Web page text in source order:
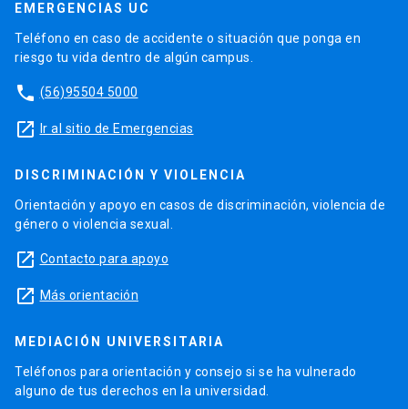
EMERGENCIAS UC
Teléfono en caso de accidente o situación que ponga en
riesgo tu vida dentro de algún campus.
phone (56)95504 5000
launch Ir al sitio de Emergencias
DISCRIMINACIÓN Y VIOLENCIA
Orientación y apoyo en casos de discriminación, violencia de
género o violencia sexual.
launch Contacto para apoyo
launch Más orientación
MEDIACIÓN UNIVERSITARIA
Teléfonos para orientación y consejo si se ha vulnerado
alguno de tus derechos en la universidad.